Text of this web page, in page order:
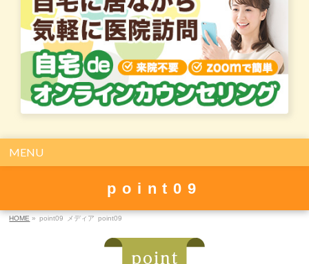
MENU
point09
HOME » point09 メディア point09